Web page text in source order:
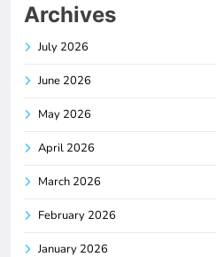
Archives
July 2026
June 2026
May 2026
April 2026
March 2026
February 2026
January 2026